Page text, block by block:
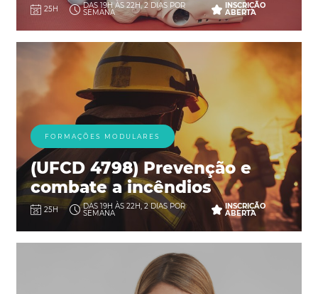
25H DAS 19H ÀS 22H, 2 DIAS POR
SEMANA
INSCRIÇÃO
ABERTA
FORMAÇÕES MODULARES
(UFCD 4798) Prevenção e
combate a incêndios
25H DAS 19H ÀS 22H, 2 DIAS POR
SEMANA
INSCRIÇÃO
ABERTA